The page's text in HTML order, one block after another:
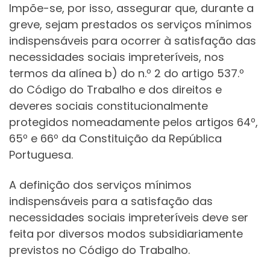
Impõe-se, por isso, assegurar que, durante a
greve, sejam prestados os serviços mínimos
indispensáveis para ocorrer à satisfação das
necessidades sociais impreteríveis, nos
termos da alínea b) do n.º 2 do artigo 537.º
do Código do Trabalho e dos direitos e
deveres sociais constitucionalmente
protegidos nomeadamente pelos artigos 64º,
65º e 66º da Constituição da República
Portuguesa.
A definição dos serviços mínimos
indispensáveis para a satisfação das
necessidades sociais impreteríveis deve ser
feita por diversos modos subsidiariamente
previstos no Código do Trabalho.